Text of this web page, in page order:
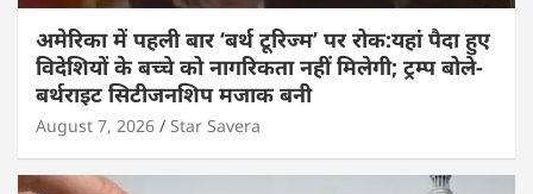
अमेरिका में पहली बार ‘बर्थ टूरिज्म’ पर रोक:यहां पैदा हुए
विदेशियों के बच्चे को नागरिकता नहीं मिलेगी; ट्रम्प बोले-
बर्थराइट सिटीजनशिप मजाक बनी
August 7, 2026 Star Savera